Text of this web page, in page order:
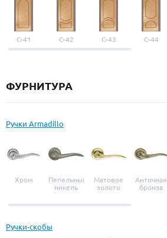
С-41 С-42 С-43 С-44
ФУРНИТУРА
Ручки Armadillo
Хром
Пепельный
никель
Матовое
золото
Античная
бронза
Ручки-скобы